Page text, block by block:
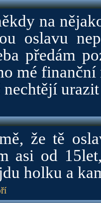
na
oslavu
předám
mé finanční
nechtějí
že tě
asi od
holku a